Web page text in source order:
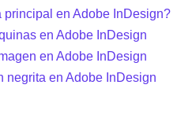
principal en Adobe InDesign?
en Adobe InDesign
en Adobe InDesign
negrita en Adobe InDesign